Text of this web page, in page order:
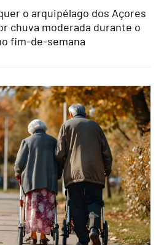
o arquipélago dos Açores
chuva moderada durante o
fim-de-semana